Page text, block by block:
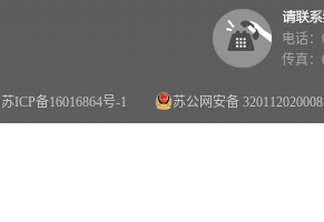
苏ICP备16016864号-1 苏公网安备
电话：
传真：